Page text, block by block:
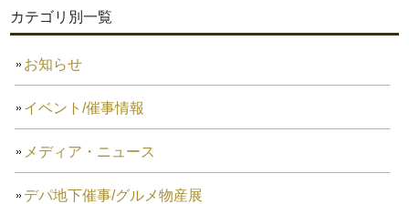
カテゴリ別一覧
お知らせ
イベント/催事情報
メディア・ニュース
デパ地下催事/グルメ物産展